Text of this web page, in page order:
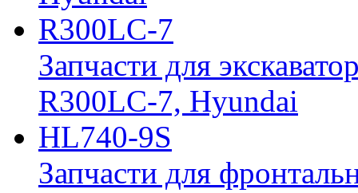
R300LC-7
Запчасти для
R300LC-7, Hyundai
HL740-9S
Запчасти для